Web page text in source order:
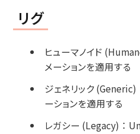
リグ
ヒューマノイド
メーションを適用する
ジェネリック (Generic)
ーションを適用する
レガシー (Legacy) ：